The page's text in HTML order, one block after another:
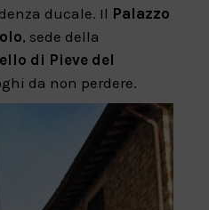
ducale. Il Palazzo
, sede della
di Pieve del
da non perdere.